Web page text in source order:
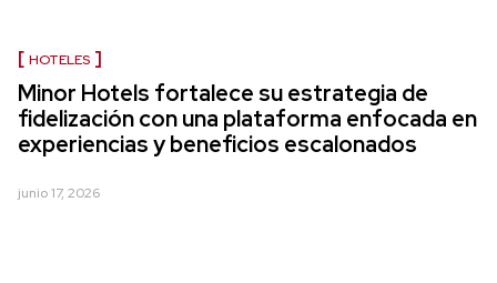
HOTELES
Minor Hotels fortalece su estrategia de
fidelización con una plataforma enfocada en
experiencias y beneficios escalonados
junio 17, 2026